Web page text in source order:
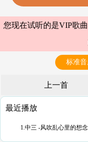
您现在试听的是VIP歌
标准音
上一首
最近播放
1.中三 -风吹乱心里的想念